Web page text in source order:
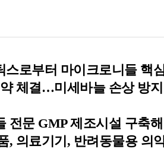
스로부터 마이크로니들 핵
체결…미세바늘 손상 방
전문 GMP 제조시설 구축해
, 의료기기, 반려동물용 의